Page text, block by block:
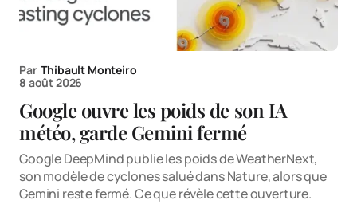
Par Thibault Monteiro
8 août 2026
Google ouvre les poids de son IA
météo, garde Gemini fermé
Google DeepMind publie les poids de WeatherNext,
son modèle de cyclones salué dans Nature, alors que
Gemini reste fermé. Ce que révèle cette ouverture.